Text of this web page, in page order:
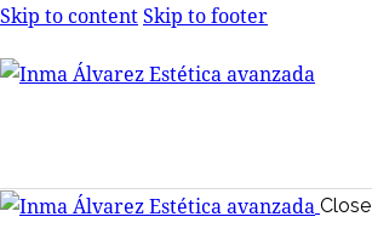
Skip to contentSkip to footer
Close